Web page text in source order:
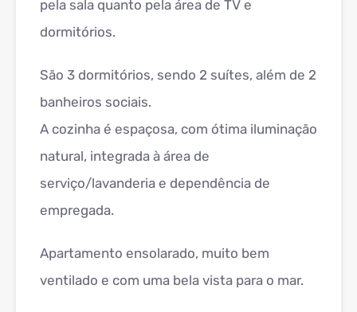
pela sala quanto pela área de TV e
dormitórios.
São 3 dormitórios, sendo 2 suítes, além de 2
banheiros sociais.
A cozinha é espaçosa, com ótima iluminação
natural, integrada à área de
serviço/lavanderia e dependência de
empregada.
Apartamento ensolarado, muito bem
ventilado e com uma bela vista para o mar.